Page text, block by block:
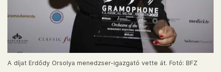
A díjat Erdődy Orsolya menedzser-igazgató vette át. Fotó: BFZ